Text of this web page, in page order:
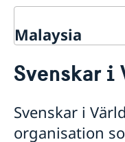
Malaysia
Hjälp till
Pass i Malaysia
Förlust av pass
Akut hjälp
Svenskar i
Svenskar i
organisation